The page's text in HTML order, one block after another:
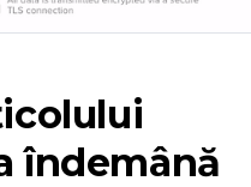
îndemână